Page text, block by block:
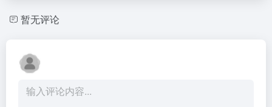
暂无评论